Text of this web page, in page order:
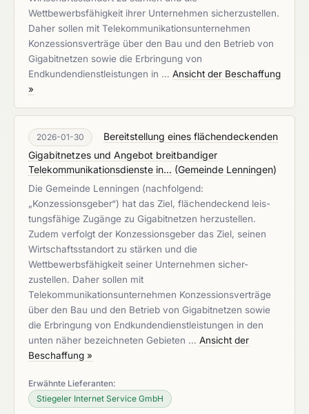
Wettbewerbsfähigkeit ihrer Unternehmen sicherzustellen.
Daher sollen mit Telekommunikationsunternehmen
Konzessionsverträge über den Bau und den Betrieb von
Gigabitnetzen sowie die Erbringung von
Endkundendienstleistungen in … Ansicht der Beschaffung
»
2026-01-30
Bereitstellung eines flächendeckenden
Gigabitnetzes und Angebot breitbandiger
Telekommunikationsdienste in... (Gemeinde Lenningen)
Die Gemeinde Lenningen (nachfolgend:
„Konzessionsgeber“) hat das Ziel, flächendeckend leis-
tungsfähige Zugänge zu Gigabitnetzen herzustellen.
Zudem verfolgt der Konzessionsgeber das Ziel, seinen
Wirtschaftsstandort zu stärken und die
Wettbewerbsfähigkeit seiner Unternehmen sicher-
zustellen. Daher sollen mit
Telekommunikationsunternehmen Konzessionsverträge
über den Bau und den Betrieb von Gigabitnetzen sowie
die Erbringung von Endkundendienstleistungen in den
unten näher bezeichneten Gebieten … Ansicht der
Beschaffung »
Erwähnte Lieferanten:
Stiegeler Internet Service GmbH